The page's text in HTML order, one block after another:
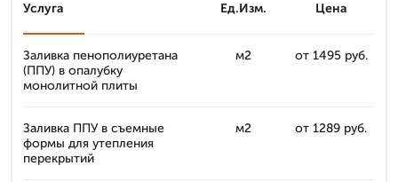
Услуга Ед.Изм. Цена
Заливка пенополиуретана
(ППУ) в опалубку
монолитной плиты
м2 от 1495 руб.
Заливка ППУ в съемные
формы для утепления
перекрытий
м2 от 1289 руб.